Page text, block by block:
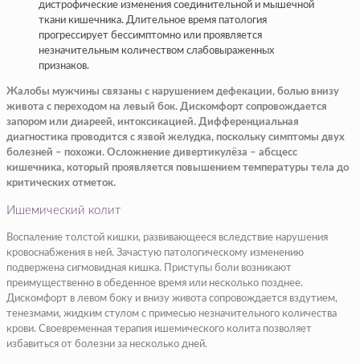
дистрофические изменения соединительной и мышечной
ткани кишечника. Длительное время патология
прогрессирует бессимптомно или проявляется
незначительным количеством слабовыраженных
признаков.
Жалобы мужчины связаны с нарушением дефекации, болью внизу
живота с переходом на левый бок. Дискомфорт сопровождается
запором или диареей, интоксикацией. Дифференциальная
диагностика проводится с язвой желудка, поскольку симптомы двух
болезней – похожи. Осложнение дивертикулёза – абсцесс
кишечника, который проявляется повышением температуры тела до
критических отметок.
Ишемический колит
Воспаление толстой кишки, развивающееся вследствие нарушения
кровоснабжения в ней. Зачастую патологическому изменению
подвержена сигмовидная кишка. Приступы боли возникают
преимущественно в обеденное время или несколько позднее.
Дискомфорт в левом боку и внизу живота сопровождается вздутием,
тенезмами, жидким стулом с примесью незначительного количества
крови. Своевременная терапия ишемического колита позволяет
избавиться от болезни за несколько дней.